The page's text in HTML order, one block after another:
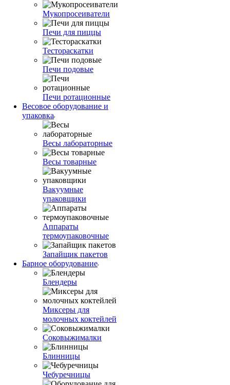
Мукопросеиватели
Печи для пиццы
Тестораскатки
Печи подовые
Печи ротационные
Весовое оборудование и
упаковка
Весы лабораторные
Весы товарные
Вакуумные
упаковщики
Аппараты
термоупаковочные
Запайщик пакетов
Барное оборудование
Блендеры
Миксеры для
молочных коктейлей
Соковыжималки
Блинницы
Чебуречницы